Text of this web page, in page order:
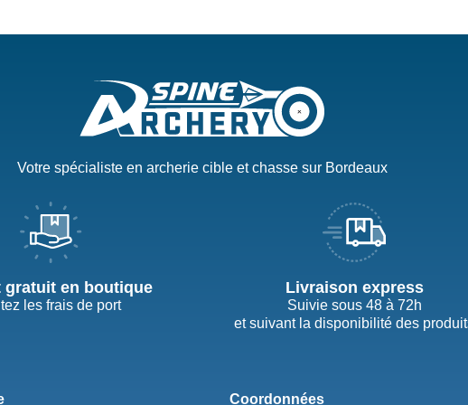
Votre spécialiste en archerie cible et chasse sur Bordeaux
gratuit en boutique
les frais de port
Livraison express
Suivie sous 48 à 72h
et suivant la disponibilité des
Coordonnées